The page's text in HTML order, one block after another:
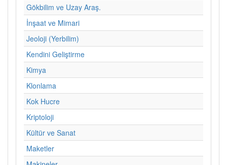
Gökbilim ve Uzay Araş.
İnşaat ve Mimari
Jeoloji (Yerbilim)
Kendini Geliştirme
Kimya
Klonlama
Kok Hucre
Kriptoloji
Kültür ve Sanat
Maketler